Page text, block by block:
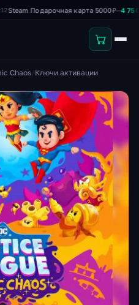
Подарочная карта 5000₽—4 750 ₽
Chaos/Ключи активации